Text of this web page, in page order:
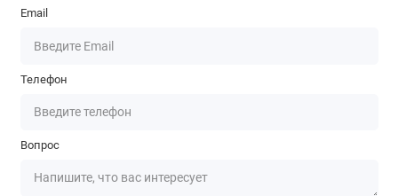
Email
Телефон
Вопрос